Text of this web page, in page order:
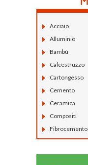
Acciaio
Alluminio
Bambù
Calcestruzzo
Cartongesso
Cemento
Ceramica
Compositi
Fibrocemento